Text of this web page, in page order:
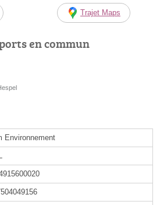
Trajet Maps
en commun
Environnement